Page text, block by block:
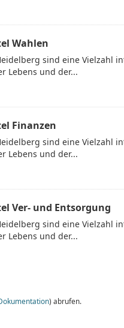
Wahlen
sind eine Vielzahl
Lebens und der...
Finanzen
sind eine Vielzahl
Lebens und der...
Ver- und Entsorgung
sind eine Vielzahl
Lebens und der...
) abrufen.